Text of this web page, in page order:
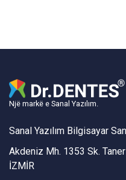
Një markë e Sanal Yazılım.
Sanal Yazılım Bilgisayar
Akdeniz Mh. 1353 Sk.
İZMİR